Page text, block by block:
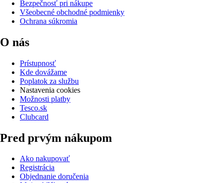
Bezpečnosť pri nákupe
Všeobecné obchodné podmienky
Ochrana súkromia
O nás
Prístupnosť
Kde dovážame
Poplatok za službu
Nastavenia cookies
Možnosti platby
Tesco.sk
Clubcard
Pred prvým nákupom
Ako nakupovať
Registrácia
Objednanie doručenia